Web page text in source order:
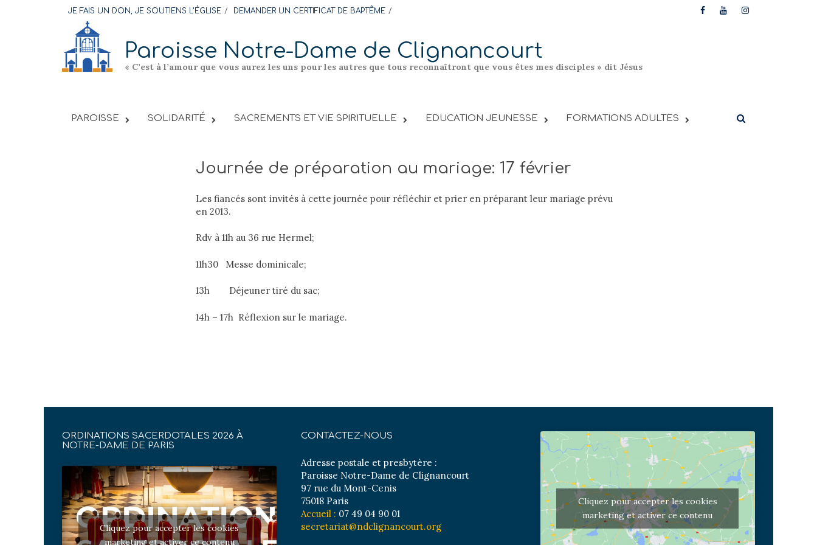
content
JE FAIS UN DON, JE SOUTIENS L’ÉGLISE DEMANDER UN CERTIFICAT DE BAPTÊME
Paroisse Notre-Dame de Clignancourt
« C’est à l’amour que vous aurez les uns pour les autres que tous reconnaîtront que vous êtes mes disciples » dit Jésus
PAROISSE SOLIDARITÉ SACREMENTS ET VIE SPIRITUELLE EDUCATION JEUNESSE FORMATIONS ADULTES
Journée de préparation au mariage: 17 février
Les fiancés sont invités à cette journée pour réfléchir et prier en préparant leur mariage prévu
en 2013.
Rdv à 11h au 36 rue Hermel;
11h30 Messe dominicale;
13h Déjeuner tiré du sac;
14h – 17h Réflexion sur le mariage.
ORDINATIONS SACERDOTALES 2026 À
NOTRE-DAME DE PARIS
Cliquez pour accepter les cookies
marketing et activer ce contenu
CONTACTEZ-NOUS
Adresse postale et presbytère :
Paroisse Notre-Dame de Clignancourt
97 rue du Mont-Cenis
75018 Paris
Accueil : 07 49 04 90 01
secretariat@ndclignancourt.org
Cliquez pour accepter les cookies
marketing et activer ce contenu